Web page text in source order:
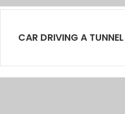
CAR DRIVING A TUNNEL